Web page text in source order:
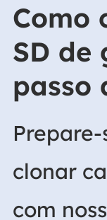
Como
SD de
passo
clonar
com